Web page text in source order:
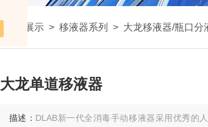
产品展示 > 移液器系列 > 大龙移液器/瓶口分
大龙单道移液器
描述： DLAB新一代全消毒手动移液器采用优秀的